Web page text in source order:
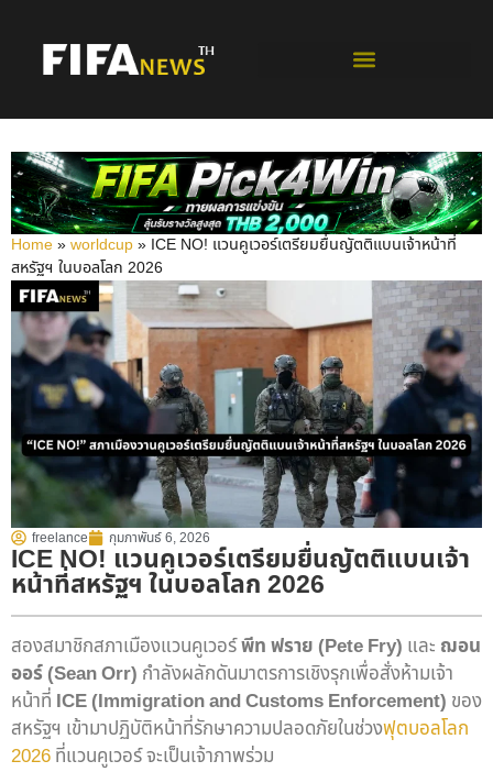
Home»worldcup» ICE NO! แวนคูเวอร์เตรียมยื่นญัตติแบนเจ้าหน้าที่
สหรัฐฯ ในบอลโลก 2026
freelance กุมภาพันธ์ 6, 2026
ICE NO! แวนคูเวอร์เตรียมยื่นญัตติแบนเจ้า
หน้าที่สหรัฐฯ ในบอลโลก 2026
สองสมาชิกสภาเมืองแวนคูเวอร์พีท ฟราย (Pete Fry) และ ฌอน
ออร์ (Sean Orr) กำลังผลักดันมาตรการเชิงรุกเพื่อสั่งห้ามเจ้า
หน้าที่ ICE (Immigration and Customs Enforcement) ของ
สหรัฐฯ เข้ามาปฏิบัติหน้าที่รักษาความปลอดภัยในช่วงฟุตบอลโลก
2026ที่แวนคูเวอร์ จะเป็นเจ้าภาพร่วม